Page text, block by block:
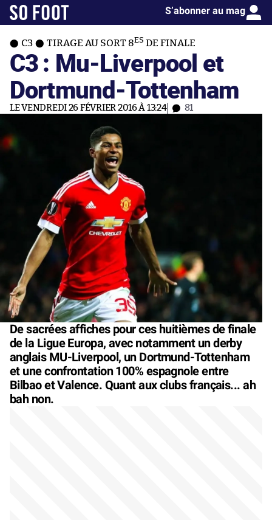
S’abonner au mag
C3 TIRAGE AU SORT 8ES DE FINALE
C3 : Mu-Liverpool et
Dortmund-Tottenham
LE VENDREDI 26 FÉVRIER 2016 À 13:24 81
De sacrées affiches pour ces huitièmes de finale
de la Ligue Europa, avec notamment un derby
anglais MU-Liverpool, un Dortmund-Tottenham
et une confrontation 100% espagnole entre
Bilbao et Valence. Quant aux clubs français... ah
bah non.